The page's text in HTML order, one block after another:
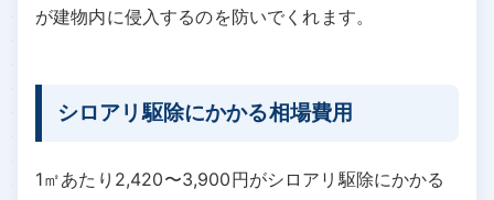
が建物内に侵入するのを防いでくれます。
シロアリ駆除にかかる相場費用
1㎡あたり2,420〜3,900円がシロアリ駆除にかかる